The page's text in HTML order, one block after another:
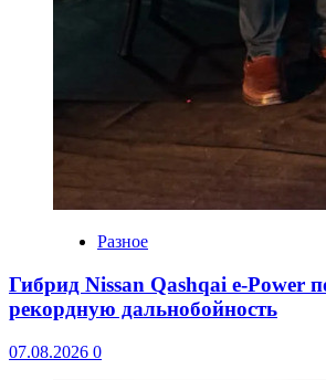
Разное
Гибрид Nissan Qashqai e-Power
рекордную дальнобойность
07.08.2026 0